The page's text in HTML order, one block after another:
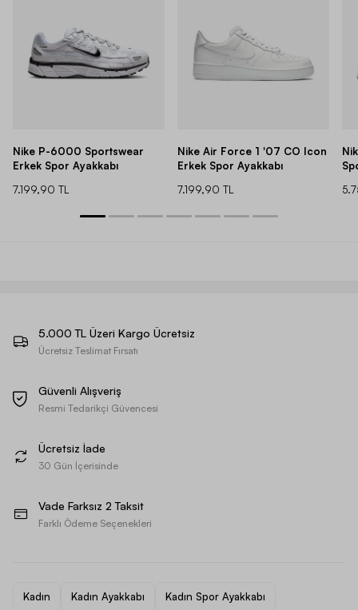
Nike P-6000 Sportswear
Erkek Spor Ayakkabı
7.199,90 TL
Nike Air Force 1 '07 CO Icon
Erkek Spor Ayakkabı
7.199,90 TL
5.000 TL Üzeri Kargo Ücretsiz
Ücretsiz Teslimat Fırsatı
Güvenli Alışveriş
Resmi Tedarikçi Güvencesi
Ücretsiz İade
30 Gün İçerisinde
Vade Farksız 2 Taksit
Farklı Ödeme Seçenekleri
Kadın Kadın Ayakkabı Kadın Spor Ayakkabı